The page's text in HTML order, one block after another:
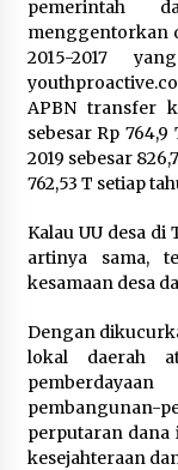
pemerintah
menggentorkan
2015-2017
APBN transfer
sebesar Rp
2019 sebesar
762,53 T setiap
Kalau UU desa
artinya sama,
kesamaan desa
Dengan
lokal daerah
perputaran
kesejahteraan